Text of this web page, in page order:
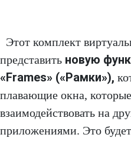
Этот комплект
представить новую
«Frames» («Рамки»),
плавающие окна,
взаимодействовать на
приложениями. Это